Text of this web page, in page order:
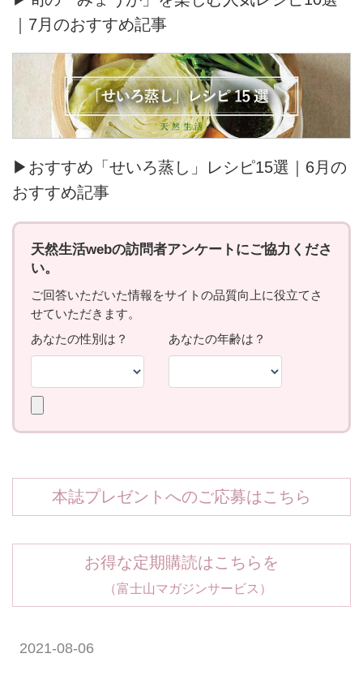
｜7月のおすすめ記事
▶おすすめ「せいろ蒸し」レシピ15選｜6月の
おすすめ記事
本誌プレゼントへのご応募はこちら
お得な定期購読はこちらを
（富士山マガジンサービス）
2021-08-06